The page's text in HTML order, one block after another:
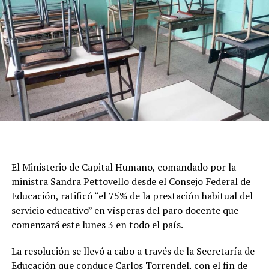
rumbo a la Plaza de Mayo, de la que participaron,
además de CTERA, la Unión de Trabajadores de la
Educación (UTE), Suteba y otros sindicatos del sector, en
la que denunciaron una “grave crisis presupuestaria”,
“falta de diálogo“ por parte del Gobierno y advirtierpm
que la Argentina "se quedará sin maestros".
Desde el gremio encabezado por Sonia Alesso criticaron
docentes continúan perdiendo poder adquisitivo, se
mantiene el incumplimiento en la restitución del FONID
y de los fondos nacionales para la educación”.
El Gobierno, en tanto, fiscaliza a través de las agencias
exigida durante el paro y elaborará un informe nacional
El Ministerio de Capital Humano, comandado por la
ministra Sandra Pettovello desde el Consejo Federal de
Educación, ratificó “el 75% de la prestación habitual del
servicio educativo” en vísperas del paro docente que
comenzará este lunes 3 en todo el país.
La resolución se llevó a cabo a través de la Secretaría de
Educación que conduce Carlos Torrendel, con el fin de